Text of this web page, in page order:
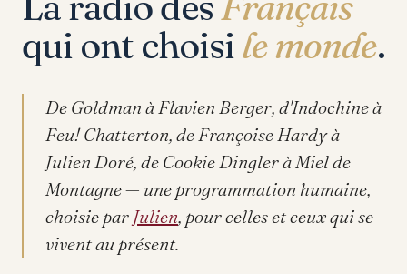
qui ont choisile monde.
De Goldman à Flavien Berger, d'Indochine à
Feu! Chatterton, de Françoise Hardy à
Julien Doré, de Cookie Dingler à Miel de
Montagne — une programmation humaine,
choisie par Julien, pour celles et ceux qui se
vivent au présent.